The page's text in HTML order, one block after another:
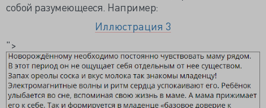
собой разумеющееся. Например:
Иллюстрация 3
">